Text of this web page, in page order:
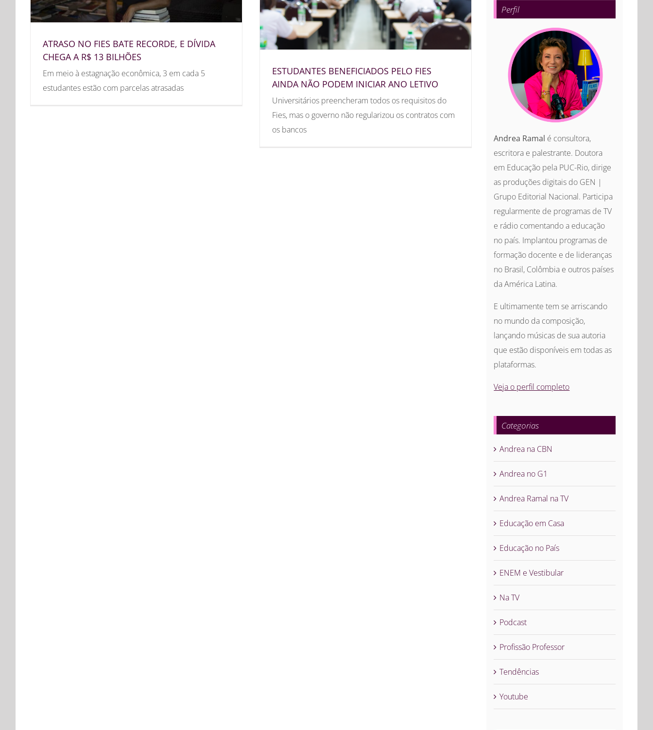
ATRASO NO FIES BATE RECORDE, E DÍVIDA
CHEGA A R$ 13 BILHÕES
Em meio à estagnação econômica, 3 em cada 5
estudantes estão com parcelas atrasadas
ESTUDANTES BENEFICIADOS PELO FIES
AINDA NÃO PODEM INICIAR ANO LETIVO
Universitários preencheram todos os requisitos do
Fies, mas o governo não regularizou os contratos com
os bancos
Perfil
Andrea Ramal é consultora,
escritora e palestrante. Doutora
em Educação pela PUC-Rio, dirige
as produções digitais do GEN |
Grupo Editorial Nacional. Participa
regularmente de programas de TV
e rádio comentando a educação
no país. Implantou programas de
formação docente e de lideranças
no Brasil, Colômbia e outros países
da América Latina.
E ultimamente tem se arriscando
no mundo da composição,
lançando músicas de sua autoria
que estão disponíveis em todas as
plataformas.
Veja o perfil completo
Categorias
Andrea na CBN
Andrea no G1
Andrea Ramal na TV
Educação em Casa
Educação no País
ENEM e Vestibular
Na TV
Podcast
Profissão Professor
Tendências
Youtube